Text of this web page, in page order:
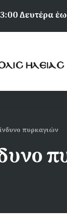
Δευτέρα
πυρκαγιών